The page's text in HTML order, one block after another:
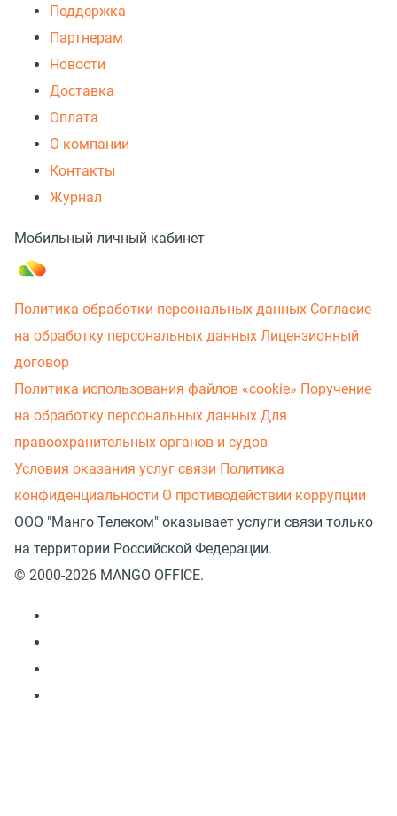
Поддержка
Партнерам
Новости
Доставка
Оплата
О компании
Контакты
Журнал
Мобильный личный кабинет
Политика обработки персональных данных Согласие
на обработку персональных данных Лицензионный
договор
Политика использования файлов «cookie» Поручение
на обработку персональных данных Для
правоохранительных органов и судов
Условия оказания услуг связи Политика
конфиденциальности О противодействии коррупции
ООО "Манго Телеком" оказывает услуги связи только
на территории Российской Федерации.
© 2000-2026 MANGO OFFICE.